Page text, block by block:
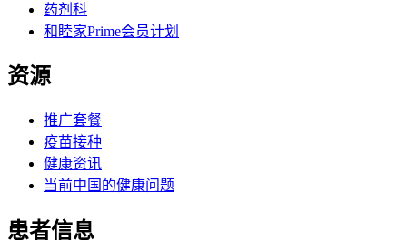
药剂科
和睦家Prime会员计划
资源
推广套餐
疫苗接种
健康资讯
当前中国的健康问题
患者信息